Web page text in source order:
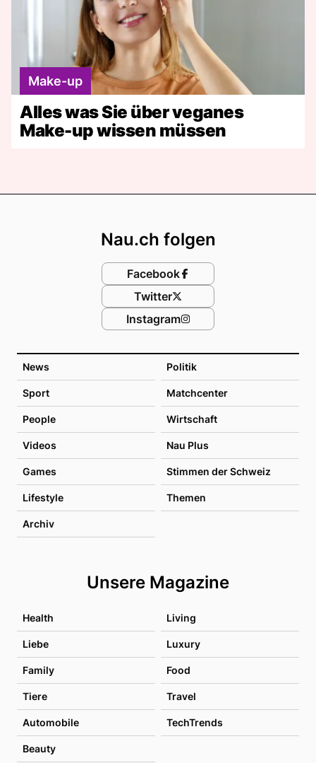
Make-up
Alles was Sie über veganes
Make-up wissen müssen
News Politik
Sport Matchcenter
People Wirtschaft
Videos Nau Plus
Games Stimmen der Schweiz
Lifestyle Themen
Archiv
Unsere Magazine
Health Living
Liebe Luxury
Family Food
Tiere Travel
Automobile TechTrends
Beauty
Nau.ch folgen
Facebook
Twitter
Instagram